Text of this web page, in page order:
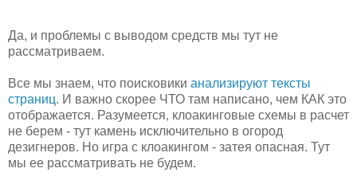
Да, и проблемы с выводом средств мы тут не
рассматриваем.
Все мы знаем, что поисковики анализируют тексты
страниц. И важно скорее ЧТО там написано, чем КАК это
отображается. Разумеется, клоакинговые схемы в расчет
не берем - тут камень исключительно в огород
дезигнеров. Но игра с клоакингом - затея опасная. Тут
мы ее рассматривать не будем.